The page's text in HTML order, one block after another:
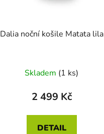
Dalia noční košile Matata lila
Skladem (1 ks)
2 499 Kč
DETAIL